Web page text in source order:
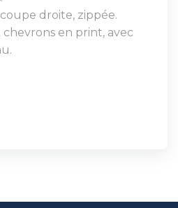
droite, zippée.
en print, avec